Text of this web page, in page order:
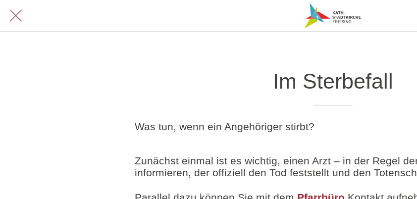
Im Sterbefall
Was tun, wenn ein Angehöriger stirbt?
Zunächst einmal ist es wichtig, einen Arzt – in der Regel
informieren, der offiziell den Tod feststellt und den